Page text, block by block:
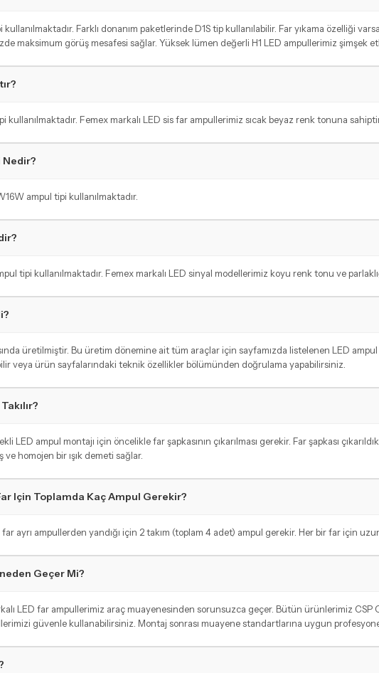
Farklı donanım paketlerinde D1S tip kullanılabilir. Far yıkama özelliği
maksimum görüş mesafesi sağlar. Yüksek lümen değerli H1 LED ampullerimiz şimşek
kullanılmaktadır. Femex markalı LED sis far ampullerimiz sıcak beyaz renk tonuna
Nedir?
ampul tipi kullanılmaktadır.
tipi kullanılmaktadır. Femex markalı LED sinyal modellerimiz koyu renk tonu ve
üretilmiştir. Bu üretim dönemine ait tüm araçlar için sayfamızda listelenen LED
veya ürün sayfalarındaki teknik özellikler bölümünden doğrulama yapabilirsiniz.
LED ampul montajı için öncelikle far şapkasının çıkarılması gerekir. Far şapkası
homojen bir ışık demeti sağlar.
Için Toplamda Kaç Ampul Gerekir?
ayrı ampullerden yandığı için 2 takım (toplam 4 adet) ampul gerekir. Her bir far için
Geçer Mi?
LED far ampullerimiz araç muayenesinden sorunsuzca geçer. Bütün ürünlerimiz CSP
güvenle kullanabilirsiniz. Montaj sonrası muayene standartlarına uygun profesyonel